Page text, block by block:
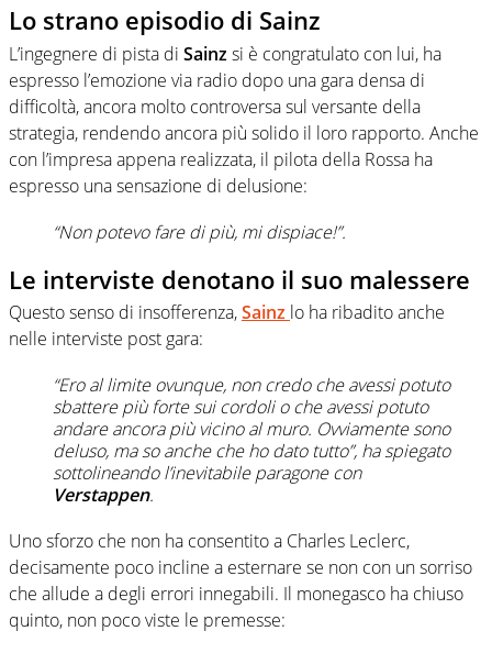
Lo strano episodio di Sainz
L’ingegnere di pista di Sainzsi è congratulato con lui, ha
espresso l’emozione via radio dopo una gara densa di
difficoltà, ancora molto controversa sul versante della
strategia, rendendo ancora più solido il loro rapporto. Anche
con l’impresa appena realizzata, il pilota della Rossa ha
espresso una sensazione di delusione:
“Non potevo fare di più, mi dispiace!”.
Le interviste denotano il suo malessere
Questo senso di insofferenza,Sainz lo ha ribadito anche
nelle interviste post gara:
“Ero al limite ovunque, non credo che avessi potuto
sbattere più forte sui cordoli o che avessi potuto
andare ancora più vicino al muro. Ovviamente sono
deluso, ma so anche che ho dato tutto”, ha spiegato
sottolineando l’inevitabile paragone con
Verstappen.
Uno sforzo che non ha consentito a Charles Leclerc,
decisamente poco incline a esternare se non con un sorriso
che allude a degli errori innegabili. Il monegasco ha chiuso
quinto, non poco viste le premesse: